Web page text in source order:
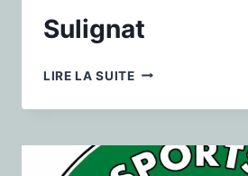
Sulignat
LIRE LA SUITE